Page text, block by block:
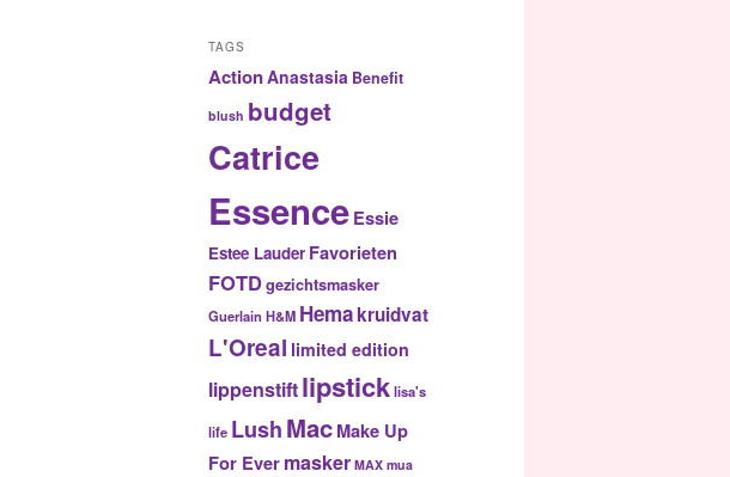
TAGS
ActionAnastasia Benefit
blush budget
Catrice
EssenceEssie
Estee Lauder Favorieten
FOTDgezichtsmasker
Guerlain H&M Hemakruidvat
L'Oreal limited edition
lippenstiftlipsticklisa's
life LushMacMake Up
For Evermasker MAX mua